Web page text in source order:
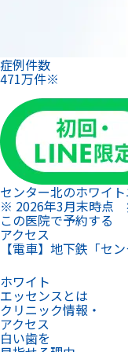
症例件数
471万件※
センター北のホワイ
※ 2026年3月末時点
この医院で予約する
アクセス
【電車】地下鉄「セ
ホワイト
エッセンスとは
クリニック情報・
アクセス
白い歯を